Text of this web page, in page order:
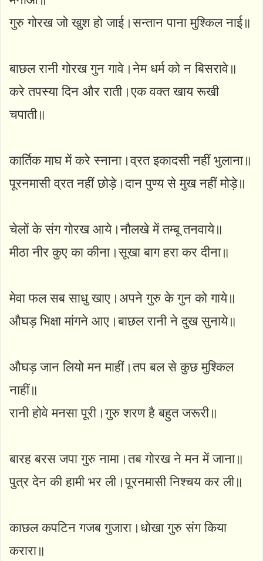
गुरु गोरख जो खुश हो जाई।सन्तान पाना मुश्किल नाई॥
बाछल रानी गोरख गुन गावे।नेम धर्म को न बिसरावे॥
करे तपस्या दिन और राती।एक वक्त खाय रूखी
चपाती॥
कार्तिक माघ में करे स्नाना।व्रत इकादसी नहीं भुलाना॥
पूरनमासी व्रत नहीं छोड़े।दान पुण्य से मुख नहीं मोड़े॥
चेलों के संग गोरख आये।नौलखे में तम्बू तनवाये॥
मीठा नीर कुए का कीना।सूखा बाग हरा कर दीना॥
मेवा फल सब साधु खाए।अपने गुरु के गुन को गाये॥
औघड़ भिक्षा मांगने आए।बाछल रानी ने दुख सुनाये॥
औघड़ जान लियो मन माहीं।तप बल से कुछ मुश्किल
नाहीं॥
रानी होवे मनसा पूरी।गुरु शरण है बहुत जरूरी॥
बारह बरस जपा गुरु नामा।तब गोरख ने मन में जाना॥
पुत्र देन की हामी भर ली।पूरनमासी निश्चय कर ली॥
काछल कपटिन गजब गुजारा।धोखा गुरु संग किया
करारा॥